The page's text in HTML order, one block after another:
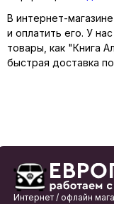
В интернет-
и оплатить его. У
товары, как "Книга
быстрая доставка
Интернет / офлайн